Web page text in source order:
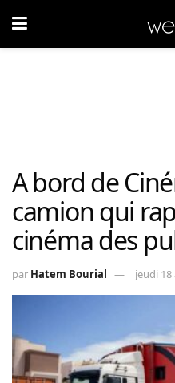
A bord de
camion qui
cinéma des
par Hatem Bourial jeudi 18